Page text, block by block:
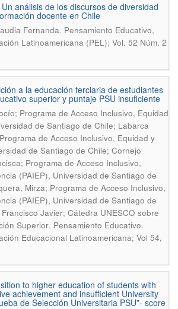
análisis de los discursos de diversidad
docente en Chile
Fernanda. Pensamiento Educativo,
Latinoamericana (PEL); Vol. 52 Núm. 2
a la educación terciaria de estudiantes
superior y puntaje PSU insuficiente
Programa de Acceso Inclusivo, Equidad
de Santiago de Chile; Labarca
de Acceso Inclusivo, Equidad y
de Santiago de Chile; Cornejo
Programa de Acceso Inclusivo,
(PAIEP), Universidad de Santiago de
Mirza; Programa de Acceso Inclusivo,
(PAIEP), Universidad de Santiago de
Javier; Cátedra UNESCO sobre
Superior. Pensamiento Educativo.
Educacional Latinoamericana; Vol 54,
to higher education of students with
achievement and insufficient University
de Selección Universitaria PSU”- score